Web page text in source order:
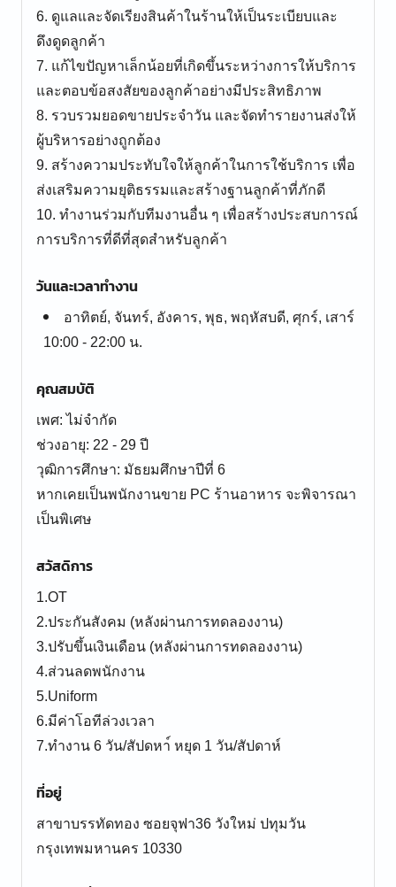
6. ดูแลและจัดเรียงสินค้าในร้านให้เป็นระเบียบและ
ดึงดูดลูกค้า
7. แก้ไขปัญหาเล็กน้อยที่เกิดขึ้นระหว่างการให้บริการ
และตอบข้อสงสัยของลูกค้าอย่างมีประสิทธิภาพ
8. รวบรวมยอดขายประจำวัน และจัดทำรายงานส่งให้
ผู้บริหารอย่างถูกต้อง
9. สร้างความประทับใจให้ลูกค้าในการใช้บริการ เพื่อ
ส่งเสริมความยุติธรรมและสร้างฐานลูกค้าที่ภักดี
10. ทำงานร่วมกับทีมงานอื่น ๆ เพื่อสร้างประสบการณ์
การบริการที่ดีที่สุดสำหรับลูกค้า
วันและเวลาทำงาน
อาทิตย์, จันทร์, อังคาร, พุธ, พฤหัสบดี, ศุกร์, เสาร์
10:00 - 22:00 น.
คุณสมบัติ
เพศ: ไม่จำกัด
ช่วงอายุ: 22 - 29 ปี
วุฒิการศึกษา: มัธยมศึกษาปีที่ 6
หากเคยเป็นพนักงานขาย PC ร้านอาหาร จะพิจารณา
เป็นพิเศษ
สวัสดิการ
1.OT
2.ประกันสังคม (หลังผ่านการทดลองงาน)
3.ปรับขึ้นเงินเดือน (หลังผ่านการทดลองงาน)
4.ส่วนลดพนักงาน
5.Uniform
6.มีค่าโอทีล่วงเวลา
7.ทำงาน 6 วัน/สัปดหา์ หยุด 1 วัน/สัปดาห์
ที่อยู่
สาขาบรรทัดทอง ซอยจุฟา36 วังใหม่ ปทุมวัน
กรุงเทพมหานคร 10330